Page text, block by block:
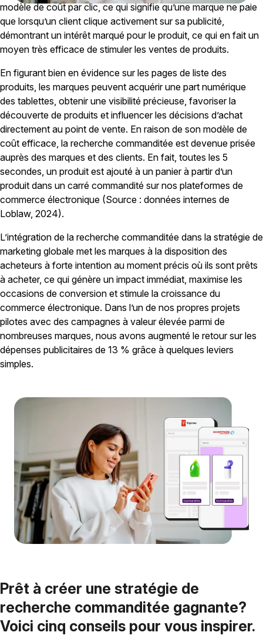
modèle de coût par clic, ce qui signifie qu’une marque ne paie
que lorsqu’un client clique activement sur sa publicité,
démontrant un intérêt marqué pour le produit, ce qui en fait un
moyen très efficace de stimuler les ventes de produits.
En figurant bien en évidence sur les pages de liste des
produits, les marques peuvent acquérir une part numérique
des tablettes, obtenir une visibilité précieuse, favoriser la
découverte de produits et influencer les décisions d’achat
directement au point de vente. En raison de son modèle de
coût efficace, la recherche commanditée est devenue prisée
auprès des marques et des clients. En fait, toutes les 5
secondes, un produit est ajouté à un panier à partir d’un
produit dans un carré commandité sur nos plateformes de
commerce électronique (Source : données internes de
Loblaw, 2024).
L’intégration de la recherche commanditée dans la stratégie de
marketing globale met les marques à la disposition des
acheteurs à forte intention au moment précis où ils sont prêts
à acheter, ce qui génère un impact immédiat, maximise les
occasions de conversion et stimule la croissance du
commerce électronique. Dans l’un de nos propres projets
pilotes avec des campagnes à valeur élevée parmi de
nombreuses marques, nous avons augmenté le retour sur les
dépenses publicitaires de 13 % grâce à quelques leviers
simples.
Prêt à créer une stratégie de
recherche commanditée gagnante?
Voici cinq conseils pour vous inspirer.